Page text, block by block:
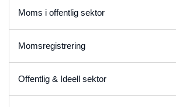
Moms i offentlig sektor
Momsregistrering
Offentlig & Ideell sektor